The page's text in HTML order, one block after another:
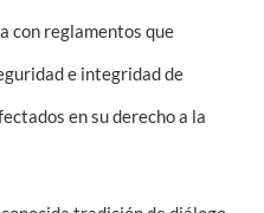
con reglamentos que
e integridad de
en su derecho a la